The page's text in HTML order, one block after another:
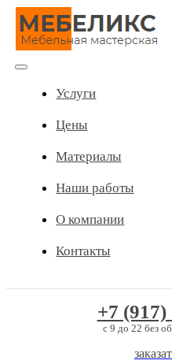
Skip
content
Navigation
Услуги
Цены
Материалы
Наши работы
О компании
Контакты
+7 (917)
c 9 до 22 без